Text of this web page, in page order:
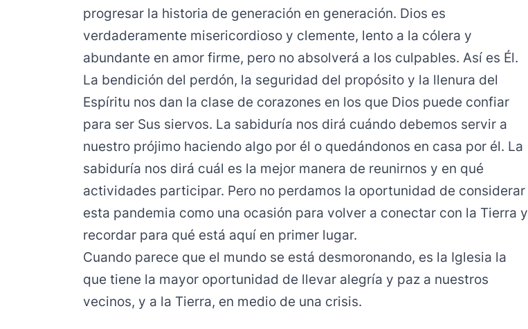
progresar la historia de generación en generación. Dios es
verdaderamente misericordioso y clemente, lento a la cólera y
abundante en amor firme, pero no absolverá a los culpables. Así es Él.
La bendición del perdón, la seguridad del propósito y la llenura del
Espíritu nos dan la clase de corazones en los que Dios puede confiar
para ser Sus siervos. La sabiduría nos dirá cuándo debemos servir a
nuestro prójimo haciendo algo por él o quedándonos en casa por él. La
sabiduría nos dirá cuál es la mejor manera de reunirnos y en qué
actividades participar. Pero no perdamos la oportunidad de considerar
esta pandemia como una ocasión para volver a conectar con la Tierra y
recordar para qué está aquí en primer lugar.
Cuando parece que el mundo se está desmoronando, es la Iglesia la
que tiene la mayor oportunidad de llevar alegría y paz a nuestros
vecinos, y a la Tierra, en medio de una crisis.